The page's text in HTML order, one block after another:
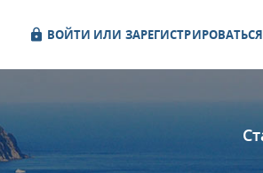
ВОЙТИ ИЛИ ЗАРЕГИСТРИРОВАТЬСЯ